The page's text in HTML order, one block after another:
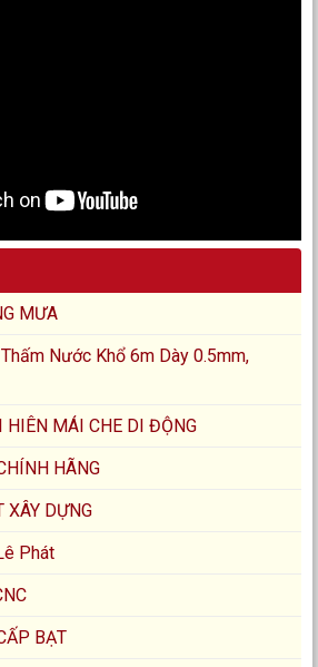
MƯA
Nước Khổ 6m Dày 0.5mm,
HIÊN MÁI CHE DI ĐỘNG
HÃNG
XÂY DỰNG
Phát
BẠT